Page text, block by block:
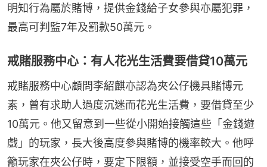
明知行為屬於賭博，提供金錢給子女參與亦屬犯罪，
最高可判監7年及罰款50萬元。
戒賭服務中心：有人花光生活費要借貸10萬元
戒賭服務中心顧問李紹麒亦認為夾公仔機具賭博元
素，曾有求助人過度沉迷而花光生活費，要借貸至少
10萬元。他又留意到一些從小開始接觸這些「金錢遊
戲」的玩家，長大後高度參與賭博的機率較大。他呼
籲玩家在夾公仔時，要定下限額，並接受空手而回的